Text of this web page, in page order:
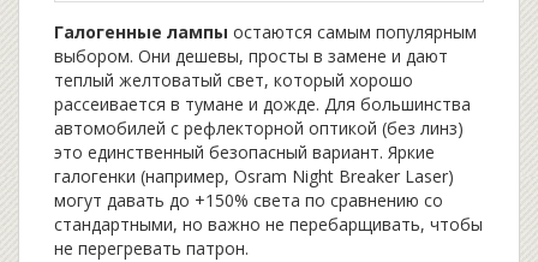
Галогенные лампы остаются самым популярным
выбором. Они дешевы, просты в замене и дают
теплый желтоватый свет, который хорошо
рассеивается в тумане и дожде. Для большинства
автомобилей с рефлекторной оптикой (без линз)
это единственный безопасный вариант. Яркие
галогенки (например, Osram Night Breaker Laser)
могут давать до +150% света по сравнению со
стандартными, но важно не перебарщивать, чтобы
не перегревать патрон.